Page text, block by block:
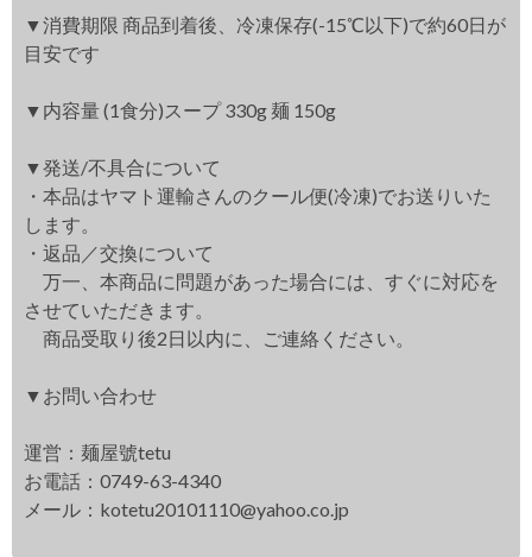
▼消費期限 商品到着後、冷凍保存(-15℃以下)で約60日が
目安です
▼内容量 (1食分)スープ 330g 麺 150g
▼発送/不具合について
・本品はヤマト運輸さんのクール便(冷凍)でお送りいた
します。
・返品／交換について
万一、本商品に問題があった場合には、すぐに対応を
させていただきます。
商品受取り後2日以内に、ご連絡ください。
▼お問い合わせ
運営：麺屋號tetu
お電話：0749-63-4340
メール： kotetu20101110@yahoo.co.jp